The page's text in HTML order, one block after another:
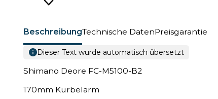
BeschreibungTechnische DatenPreisgarantie
Dieser Text wurde automatisch übersetzt
Shimano Deore FC-M5100-B2
170mm Kurbelarm